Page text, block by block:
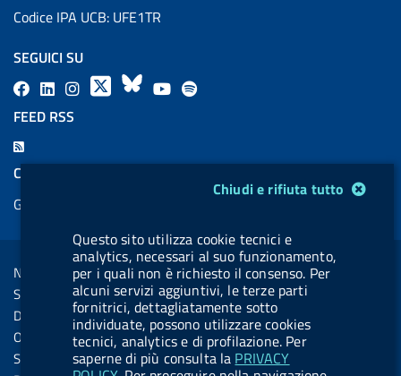
Chiudi e rifiuta tutto
Questo sito utilizza cookie tecnici e
analytics, necessari al suo funzionamento,
per i quali non è richiesto il consenso. Per
alcuni servizi aggiuntivi, le terze parti
fornitrici, dettagliatamente sotto
individuate, possono utilizzare cookies
tecnici, analytics e di profilazione. Per
saperne di più consulta la PRIVACY
Codice IPA UCB: UFE1TR
SEGUICI SU
F
a
e
L
i
k
e
b
u
t
t
o
n
X
B
e
y
Y
t
e
l
e
b
u
t
t
o
n
FEED RSS
e
COOKIES
Gestione cookie
Sezione Link Utili
Note legali
Social Media Policy
Dichiarazione di accessibilità
Obiettivi di accessibilità
Statistiche sito